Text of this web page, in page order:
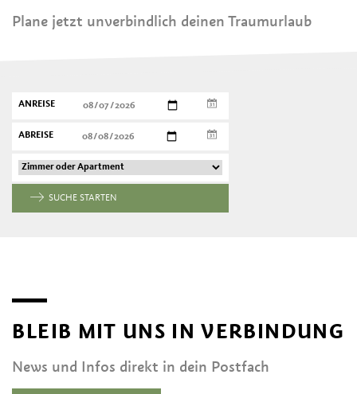
Plane jetzt unverbindlich deinen Traumurlaub
ANREISE
ABREISE
SUCHE STARTEN
BLEIB MIT UNS IN VERBINDUNG
News und Infos direkt in dein Postfach